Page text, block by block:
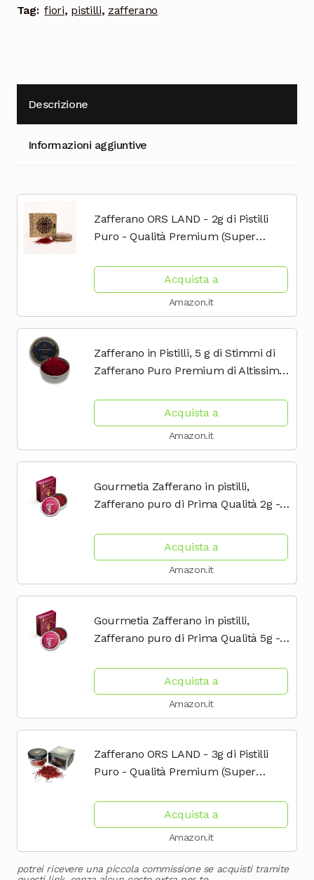
Tag: fiori, pistilli, zafferano
Descrizione
Informazioni aggiuntive
Zafferano ORS LAND - 2g di Pistilli
Puro - Qualità Premium (Super
Risotto alla Milanese, Paella e Tutti Usi
Culinari
Acquista a
Amazon.it
Zafferano in Pistilli, 5 g di Stimmi di
Zafferano Puro Premium di Altissima
Aromatiche e Spezie dal Mondo
Acquista a
Amazon.it
Gourmetia Zafferano in pistilli,
Zafferano puro di Prima Qualità 2g -
3632-2)
Acquista a
Amazon.it
Gourmetia Zafferano in pistilli,
Zafferano puro di Prima Qualità 5g -
Acquista a
Amazon.it
Zafferano ORS LAND - 3g di Pistilli
Puro - Qualità Premium (Super
Vetro e Scatola in Cartone, Ideale per
Risotto alla...
Acquista a
Amazon.it
potrei ricevere una piccola commissione se acquisti tramite